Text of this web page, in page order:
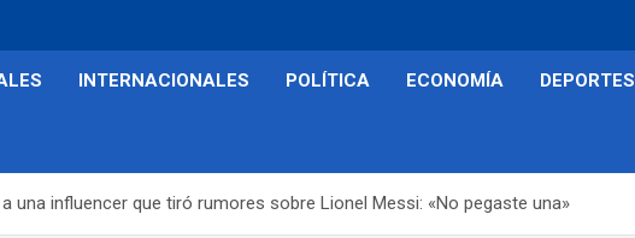
INTERNACIONALES POLÍTICA ECONOMÍA DEPORTES
una influencer que tiró rumores sobre Lionel Messi: «No pegaste una»